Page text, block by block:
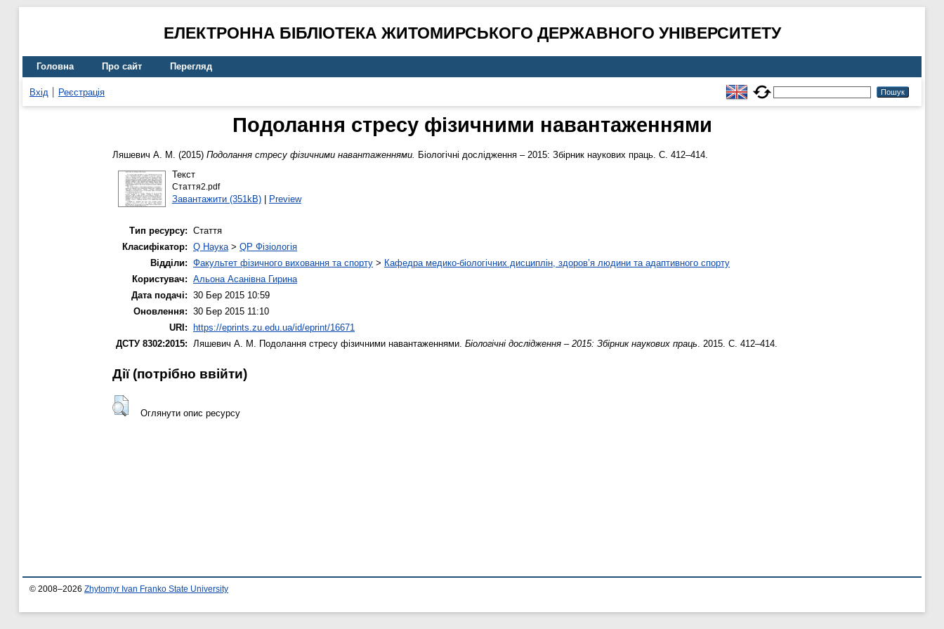
ЕЛЕКТРОННА БІБЛІОТЕКА ЖИТОМИРСЬКОГО ДЕРЖАВНОГО УНІВЕРСИТЕТУ
Головна Про сайт Перегляд
Вхід Реєстрація
Подолання стресу фізичними навантаженнями
Ляшевич А. М. (2015) Подолання стресу фізичними навантаженнями. Біологічні дослідження – 2015: Збірник наукових праць. С. 412–414.
Текст
Стаття2.pdf
Завантажити (351kB)| Preview
Тип ресурсу: Стаття
Класифікатор: Q Наука> QP Фізіологія
Відділи: Факультет фізичного виховання та спорту > Кафедра медико-біологічних дисциплін, здоров’я людини та адаптивного спорту
Користувач: Альона Асанівна Гирина
Дата подачі: 30 Бер 2015 10:59
Оновлення: 30 Бер 2015 11:10
URI:
https://eprints.zu.edu.ua/id/eprint/16671
ДСТУ 8302:2015: Ляшевич А. М. Подолання стресу фізичними навантаженнями. Біологічні дослідження – 2015: Збірник наукових праць. 2015. С. 412–414.
Дії ​​(потрібно ввійти)
Оглянути опис ресурсу
© 2008–2026 Zhytomyr Ivan Franko State University